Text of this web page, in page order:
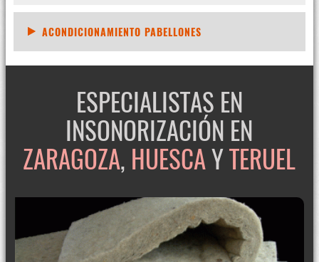
ACONDICIONAMIENTO PABELLONES
ESPECIALISTAS EN
INSONORIZACIÓN EN
ZARAGOZA, HUESCAYTERUEL